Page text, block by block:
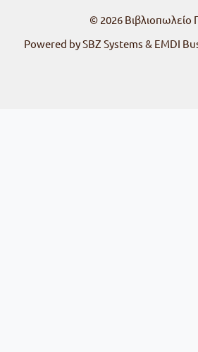
© 2026 Βιβλιοπωλείο
Powered by SBZ Systems & EMDI